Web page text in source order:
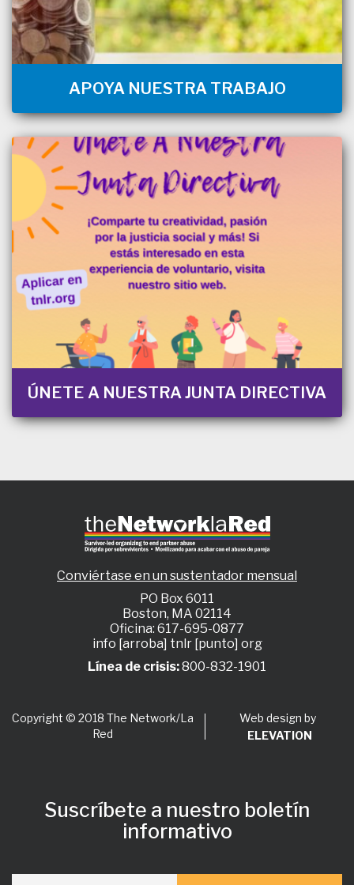
APOYA NUESTRA TRABAJO
ÚNETE A NUESTRA JUNTA DIRECTIVA
Conviértase en un sustentador mensual
PO Box 6011
Boston, MA 02114
Oficina: 617-695-0877
info [arroba] tnlr [punto] org
Línea de crisis:800-832-1901
Copyright © 2018 The Network/La
Red
Web design by
ELEVATION
Suscríbete a nuestro boletín
informativo